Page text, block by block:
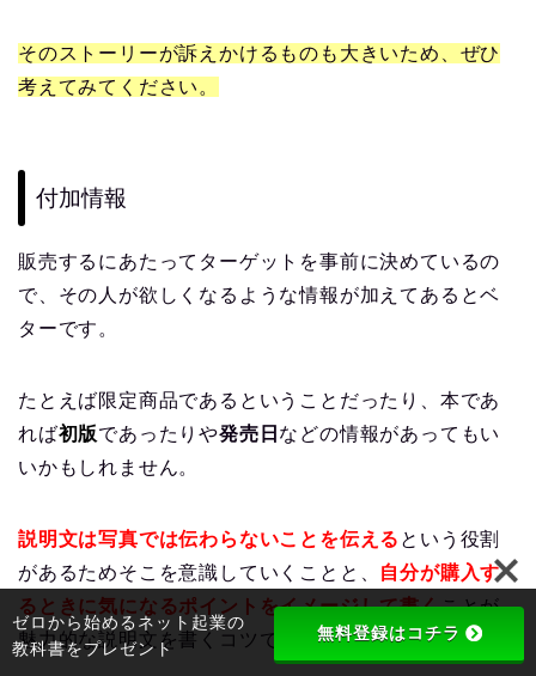
そのストーリーが訴えかけるものも大きいため、ぜひ
考えてみてください。
付加情報
販売するにあたってターゲットを事前に決めているの
で、その人が欲しくなるような情報が加えてあるとベ
ターです。
たとえば限定商品であるということだったり、本であ
れば初版であったりや発売日 などの情報があってもい
いかもしれません。
説明文は写真では伝わらないことを伝える という役割
があるためそこを意識していくことと、 自分が購入す
るときに気になるポイントをイメージして書くことが
魅力的な説明文を書くコツです。
ゼロから始めるネット起業の
教科書をプレゼント
無料登録はコチラ